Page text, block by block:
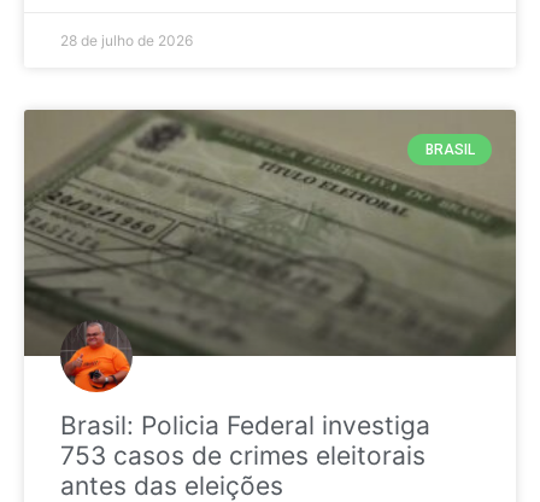
28 de julho de 2026
BRASIL
Brasil: Policia Federal investiga
753 casos de crimes eleitorais
antes das eleições